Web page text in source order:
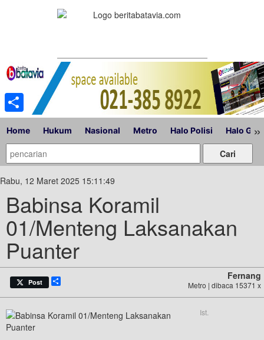
Home Hukum Nasional Metro Halo Polisi Halo »
Rabu, 12 Maret 2025 15:11:49
Babinsa Koramil
01/Menteng Laksanakan
Puanter
Post
Fernang
Metro | dibaca 15371 x
Ist.
Share